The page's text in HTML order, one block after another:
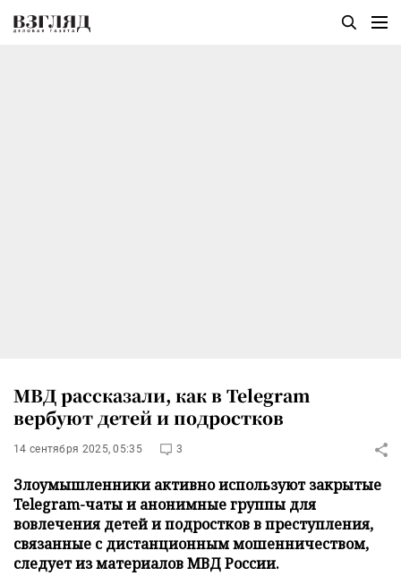
МВД рассказали, как в Telegram
вербуют детей и подростков
14 сентября 2025, 05:35 3
Злоумышленники активно используют закрытые
Telegram-чаты и анонимные группы для
вовлечения детей и подростков в преступления,
связанные с дистанционным мошенничеством,
следует из материалов МВД России.